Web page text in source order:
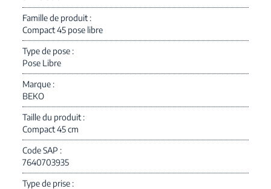
Famille de produit
Compact 45 pose libre
Type de pose
Pose Libre
Marque
BEKO
Taille du produit
Compact 45 cm
Code SAP
7640703935
Type de prise